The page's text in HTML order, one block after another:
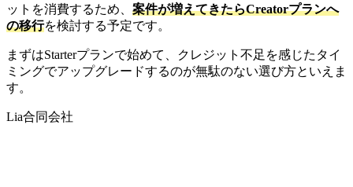
ットを消費するため、 案件が増えてきたらCreatorプランへ
の移行を検討する予定です。
まずはStarterプランで始めて、クレジット不足を感じたタイ
ミングでアップグレードするのが無駄のない選び方といえま
す。
Lia合同会社